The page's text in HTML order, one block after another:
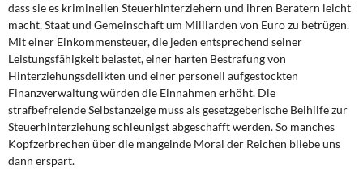
dass sie es kriminellen Steuerhinterziehern und ihren Beratern leicht
macht, Staat und Gemeinschaft um Milliarden von Euro zu betrügen.
Mit einer Einkommensteuer, die jeden entsprechend seiner
Leistungsfähigkeit belastet, einer harten Bestrafung von
Hinterziehungsdelikten und einer personell aufgestockten
Finanzverwaltung würden die Einnahmen erhöht. Die
strafbefreiende Selbstanzeige muss als gesetzgeberische Beihilfe zur
Steuerhinterziehung schleunigst abgeschafft werden. So manches
Kopfzerbrechen über die mangelnde Moral der Reichen bliebe uns
dann erspart.